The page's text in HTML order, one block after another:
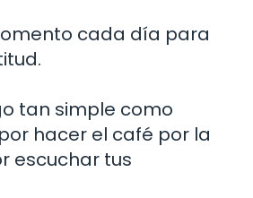
cada día para
tan simple como
hacer el café por la
escuchar tus